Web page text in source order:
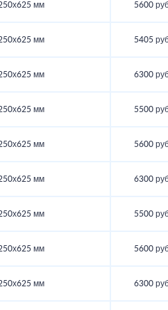
мм 5600
мм 5405
мм 6300
мм 5500
мм 5600
мм 6300
мм 5500
мм 5600
мм 6300